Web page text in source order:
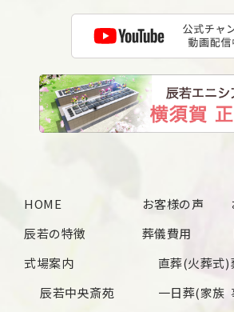
HOME
辰若の特徴
式場案内
辰若中央斎苑
お客様の声
葬儀費用
直葬(火葬式)
一日葬(家族